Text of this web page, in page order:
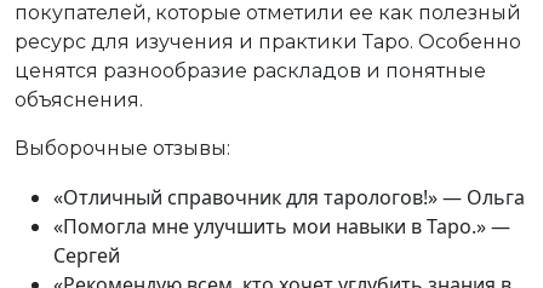
покупателей, которые отметили ее как полезный
ресурс для изучения и практики Таро. Особенно
ценятся разнообразие раскладов и понятные
объяснения.
Выборочные отзывы:
«Отличный справочник для тарологов!» — Ольга
«Помогла мне улучшить мои навыки в Таро.» —
Сергей